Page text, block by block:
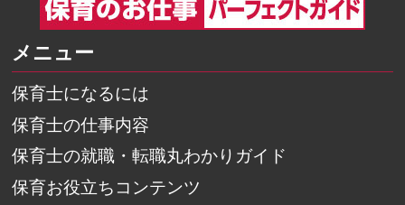
メニュー
保育士になるには
保育士の仕事内容
保育士の就職・転職丸わかりガイド
保育お役立ちコンテンツ